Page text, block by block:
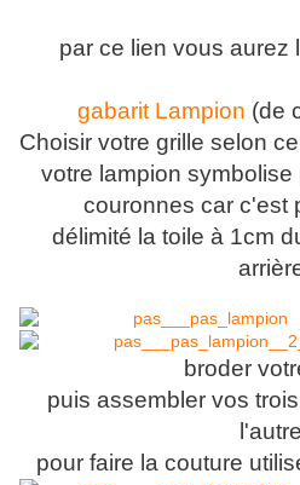
par ce lien vous aurez
gabarit Lampion (de
Choisir votre grille selon
votre lampion
couronnes car c'est
délimité la toile à 1cm
broder
puis assembler vos
l'autre
pour faire la couture